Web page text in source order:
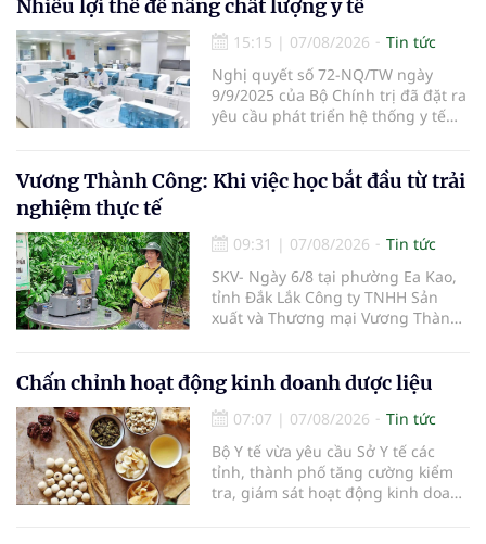
địa bàn tỉnh trong tháng 10/2026.
Nhiều lợi thế để nâng chất lượng y tế
15:15 | 07/08/2026
Tin tức
Nghị quyết số 72-NQ/TW ngày
9/9/2025 của Bộ Chính trị đã đặt ra
yêu cầu phát triển hệ thống y tế
Vương Thành Công: Khi việc học bắt đầu từ trải
nghiệm thực tế
09:31 | 07/08/2026
Tin tức
SKV- Ngày 6/8 tại phường Ea Kao,
tỉnh Đắk Lắk Công ty TNHH Sản
xuất và Thương mại Vương Thành
tham gia của các chủ doanh
nghiệp, chủ quán cà phê, hợp tác
xã, người làm nông nghiệp và
những người yêu thích cà phê.
Chấn chỉnh hoạt động kinh doanh dược liệu
07:07 | 07/08/2026
Tin tức
Bộ Y tế vừa yêu cầu Sở Y tế các
tỉnh, thành phố tăng cường kiểm
tra, giám sát hoạt động kinh doanh